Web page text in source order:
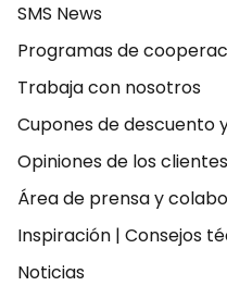
SMS News
Programas de
Trabaja con nosotros
Cupones de descuento
Opiniones de los clientes
Área de prensa y
Inspiración | Consejos
Noticias